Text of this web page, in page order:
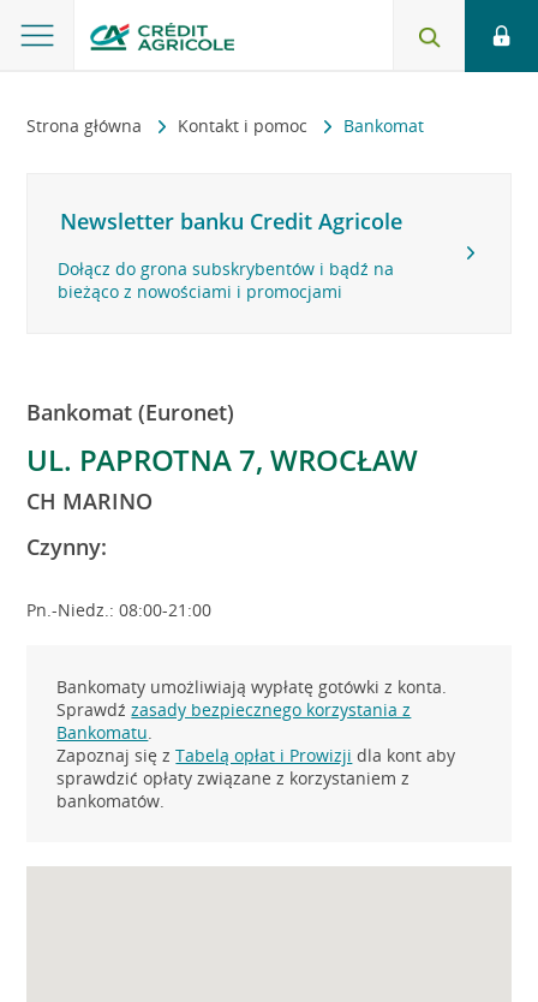
Strona główna Kontakt i pomoc Bankomat
Newsletter banku Credit Agricole
Dołącz do grona subskrybentów i bądź na
bieżąco z nowościami i promocjami
Bankomat (Euronet)
UL. PAPROTNA 7, WROCŁAW
CH MARINO
Czynny:
Pn.-Niedz.: 08:00-21:00
Bankomaty umożliwiają wypłatę gotówki z konta.
Sprawdźzasady bezpiecznego korzystania z
Bankomatu.
Zapoznaj się zTabelą opłat i Prowizji dla kont aby
sprawdzić opłaty związane z korzystaniem z
bankomatów.